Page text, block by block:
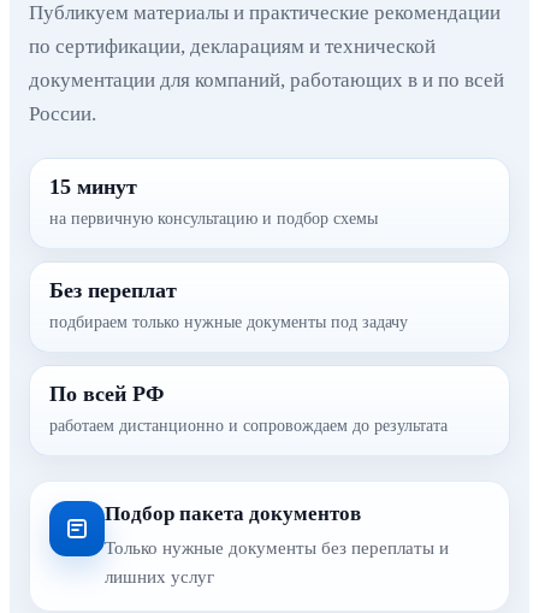
Публикуем материалы и практические рекомендации
по сертификации, декларациям и технической
документации для компаний, работающих в и по всей
России.
15 минут
на первичную консультацию и подбор схемы
Без переплат
подбираем только нужные документы под задачу
По всей РФ
работаем дистанционно и сопровождаем до результата
Подбор пакета документов
Только нужные документы без переплаты и
лишних услуг